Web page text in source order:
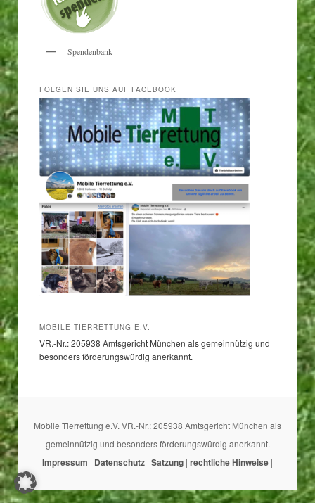
Spendenbank
FOLGEN SIE UNS AUF FACEBOOK
MOBILE TIERRETTUNG E.V.
VR.-Nr.: 205938 Amtsgericht München als gemeinnützig und
besonders förderungswürdig anerkannt.
Mobile Tierrettung e.V. VR.-Nr.: 205938 Amtsgericht München als
gemeinnützig und besonders förderungswürdig anerkannt.
Impressum | Datenschutz | Satzung | rechtliche Hinweise |